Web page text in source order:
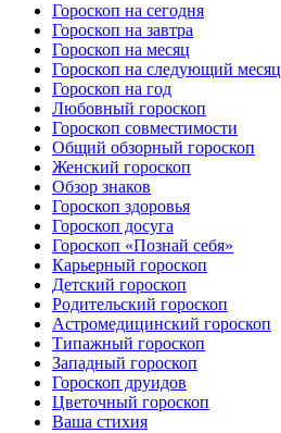
Гороскоп на сегодня
Гороскоп на завтра
Гороскоп на месяц
Гороскоп на следующий месяц
Гороскоп на год
Любовный гороскоп
Гороскоп совместимости
Общий обзорный гороскоп
Женский гороскоп
Обзор знаков
Гороскоп здоровья
Гороскоп досуга
Гороскоп «Познай себя»
Карьерный гороскоп
Детский гороскоп
Родительский гороскоп
Астромедицинский гороскоп
Типажный гороскоп
Западный гороскоп
Гороскоп друидов
Цветочный гороскоп
Ваша стихия